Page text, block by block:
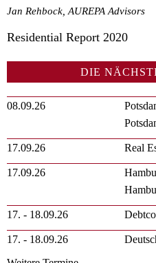
Jan Rehbock, AUREPA Advisors
Residential Report 2020
DIE
08.09.26
17.09.26 Real
17.09.26
17. - 18.09.26
17. - 18.09.26